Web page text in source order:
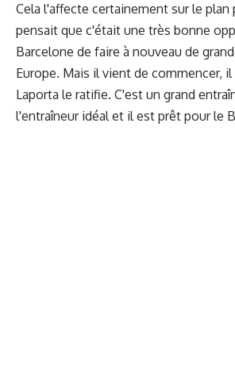
Cela l'affecte certainement sur le plan
pensait que c'était une très bonne
Barcelone de faire à nouveau de
Europe. Mais il vient de commencer,
Laporta le ratifie. C'est un grand
l'entraîneur idéal et il est prêt pour le